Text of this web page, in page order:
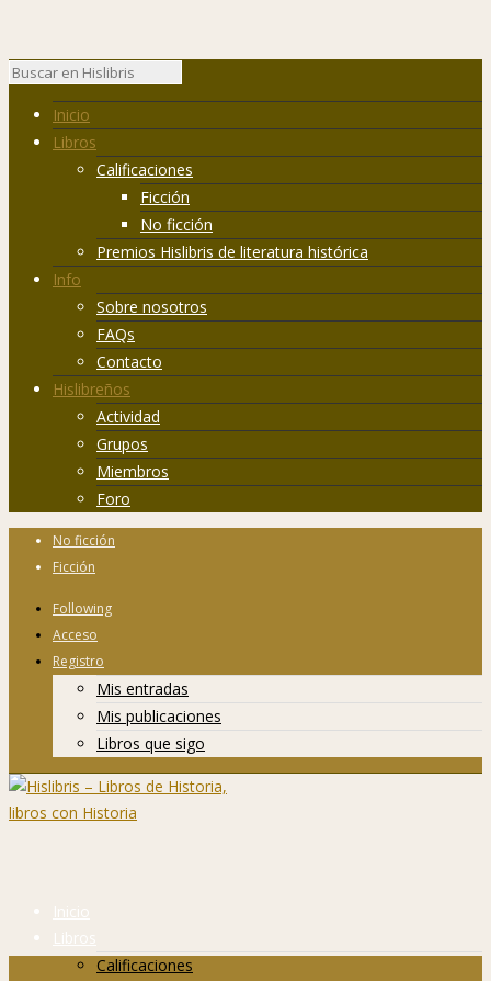
Inicio
Libros
Calificaciones
Ficción
No ficción
Premios Hislibris de literatura histórica
Info
Sobre nosotros
FAQs
Contacto
Hislibreños
Actividad
Grupos
Miembros
Foro
No ficción
Ficción
Following
Acceso
Registro
Mis entradas
Mis publicaciones
Libros que sigo
Inicio
Libros
Calificaciones